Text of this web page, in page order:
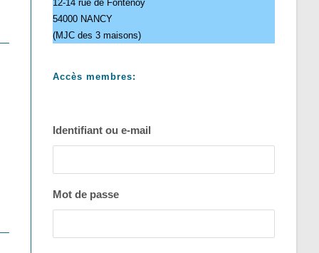
12-14 rue de Fontenoy
54000 NANCY
(MJC des 3 maisons)
Accès membres:
Identifiant ou e-mail
Mot de passe